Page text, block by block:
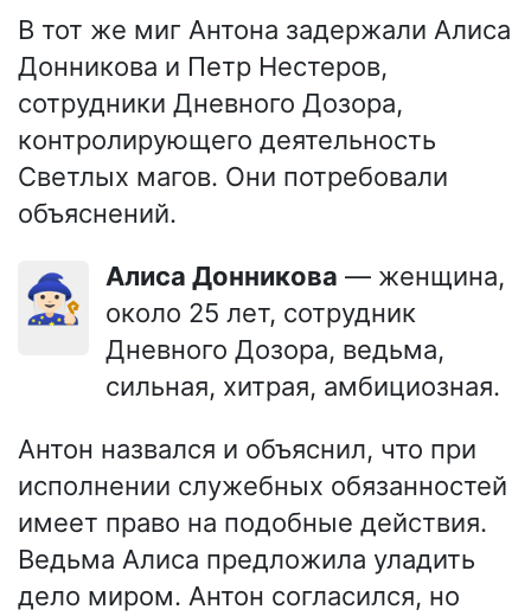
В тот же миг Антона задержали Алиса
Донникова и Петр Нестеров,
сотрудники Дневного Дозора,
контролирующего деятельность
Светлых магов. Они потребовали
объяснений.
🧙🏻‍♀️ Алиса Донникова — женщина,
около 25 лет, сотрудник
Дневного Дозора, ведьма,
сильная, хитрая, амбициозная.
Антон назвался и объяснил, что при
исполнении служебных обязанностей
имеет право на подобные действия.
Ведьма Алиса предложила уладить
дело миром. Антон согласился, но